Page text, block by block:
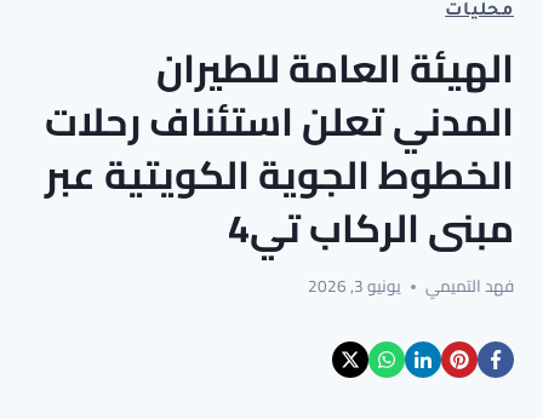
محليات
الهيئة العامة للطيران
المدني تعلن استئناف رحلات
الخطوط الجوية الكويتية عبر
مبنى الركاب تي4
فهد التميمي يونيو 3, 2026